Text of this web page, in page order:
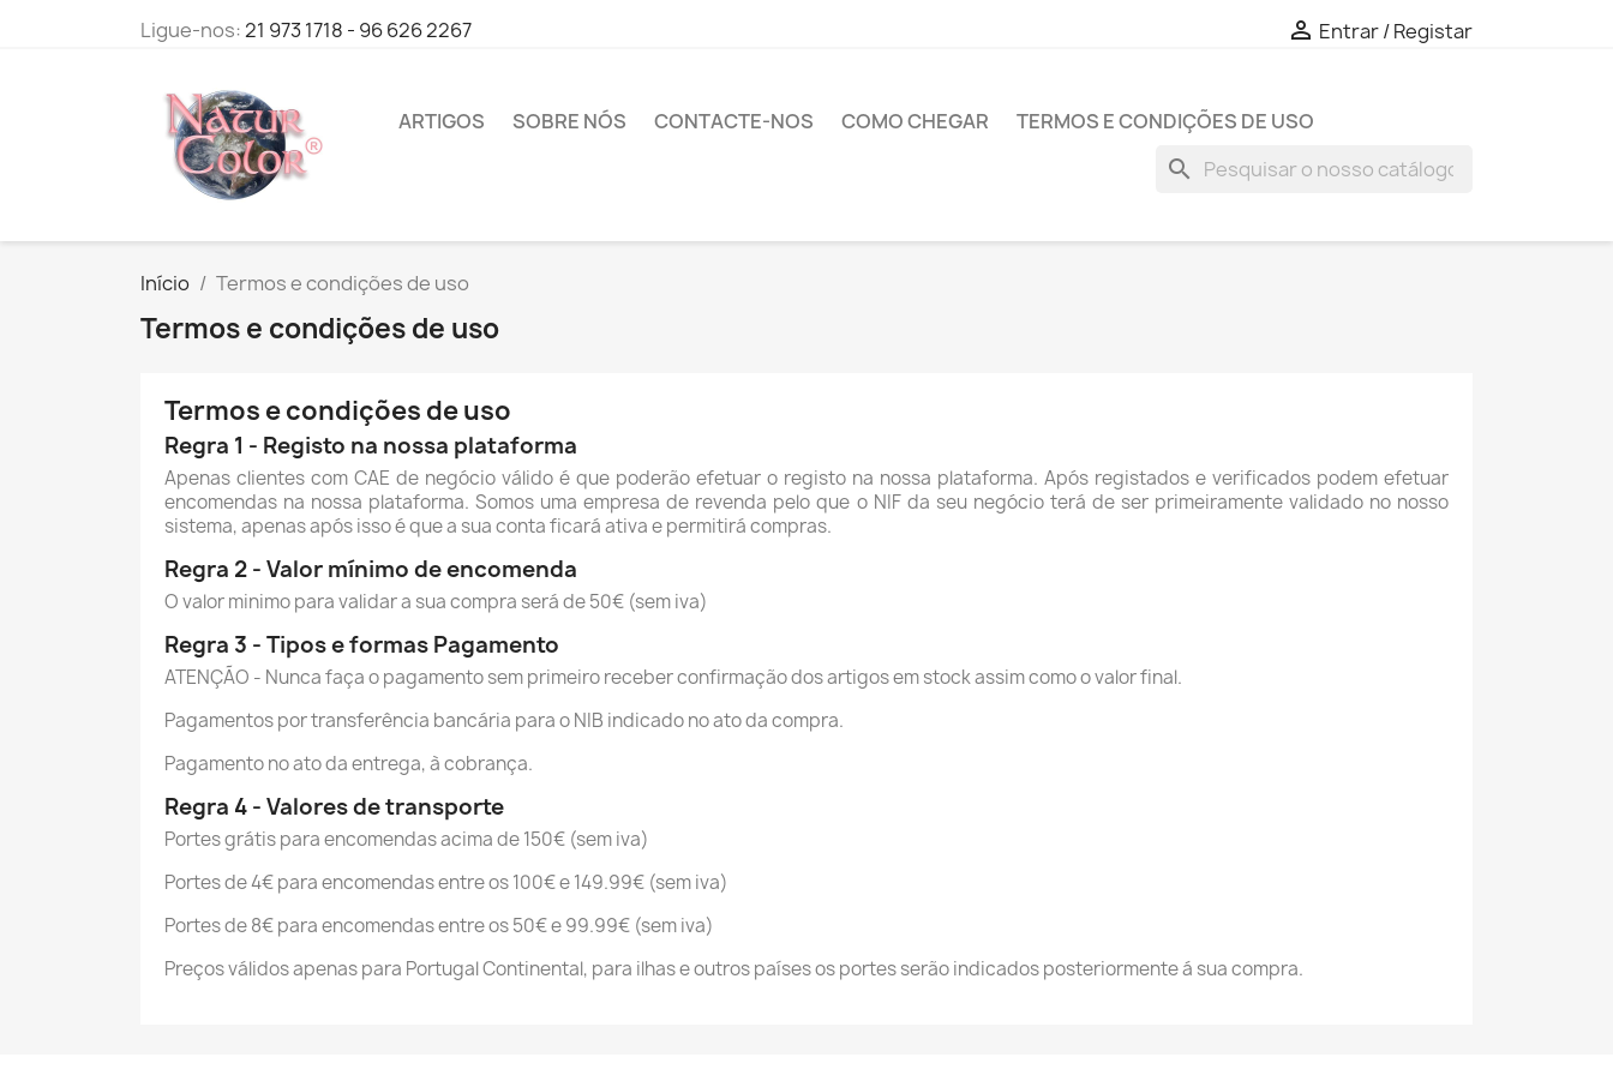
Ligue-nos:21 973 1718 - 96 626 2267  Entrar / Registar
ARTIGOS SOBRE NÓS CONTACTE-NOS COMO CHEGAR TERMOS E CONDIÇÕES DE USO
search
Início Termos e condições de uso
Termos e condições de uso
Termos e condições de uso
Regra 1 - Registo na nossa plataforma
Apenas clientes com CAE de negócio válido é que poderão efetuar o registo na nossa plataforma. Após registados e verificados podem efetuar
encomendas na nossa plataforma. Somos uma empresa de revenda pelo que o NIF da seu negócio terá de ser primeiramente validado no nosso
sistema, apenas após isso é que a sua conta ficará ativa e permitirá compras.
Regra 2 - Valor mínimo de encomenda
O valor minimo para validar a sua compra será de 50€ (sem iva)
Regra 3 - Tipos e formas Pagamento
ATENÇÃO - Nunca faça o pagamento sem primeiro receber confirmação dos artigos em stock assim como o valor final.
Pagamentos por transferência bancária para o NIB indicado no ato da compra.
Pagamento no ato da entrega, à cobrança.
Regra 4 - Valores de transporte
Portes grátis para encomendas acima de 150€ (sem iva)
Portes de 4€ para encomendas entre os 100€ e 149.99€ (sem iva)
Portes de 8€ para encomendas entre os 50€ e 99.99€ (sem iva)
Preços válidos apenas para Portugal Continental, para ilhas e outros países os portes serão indicados posteriormente á sua compra.